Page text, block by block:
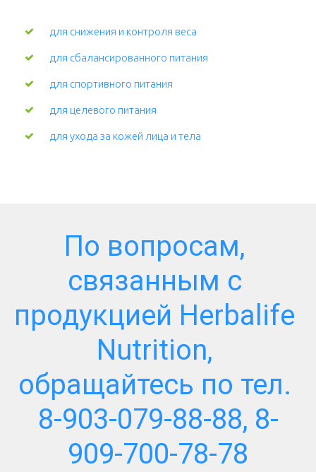
для снижения и контроля веса
для сбалансированного питания
для спортивного питания
для целевого питания
для ухода за кожей лица и тела
По вопросам,
связанным с
продукцией Herbalife
Nutrition,
обращайтесь по тел.
8-903-079-88-88, 8-
909-700-78-78